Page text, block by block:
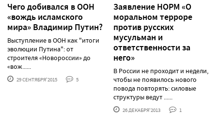
Чего добивался в ООН
«вождь исламского
мира» Владимир Путин?
Выступление в ООН как "итоги
эволюции Путина": от
строителя «Новороссии» до
«вож......
29 СЕНТЯБРЯ'2015 5
Заявление НОРМ «О
моральном терроре
против русских
мусульман и
ответственности за
него»
В России не проходит и недели,
чтобы не появилось нового
повода повторять: силовые
структуры ведут ......
26 ДЕКАБРЯ'2013 1